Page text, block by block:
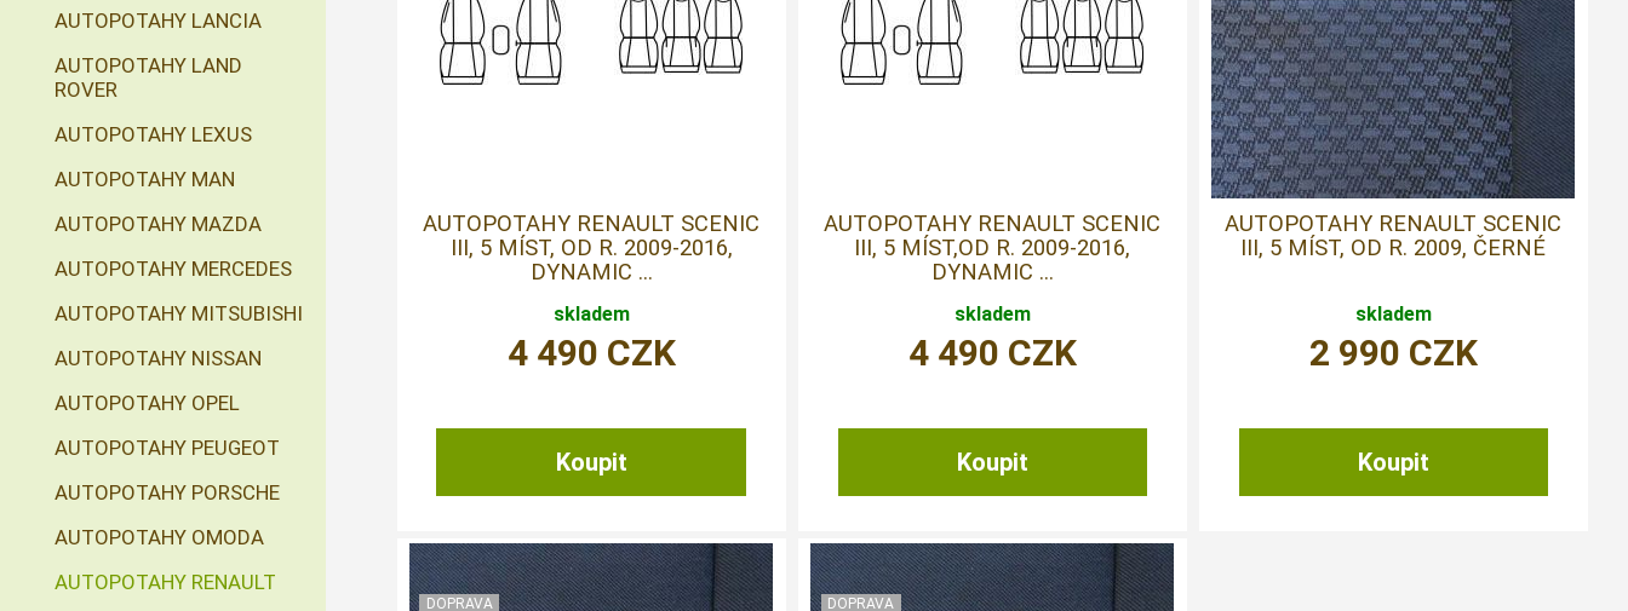
AUTOPOTAHY RENAULT SCENIC
III, 5 MÍST, OD R. 2009-2016,
DYNAMIC ...
skladem
4 490 CZK
AUTOPOTAHY RENAULT SCENIC
III, 5 MÍST,OD R. 2009-2016,
DYNAMIC ...
skladem
4 490 CZK
AUTOPOTAHY RENAULT SCENIC
III, 5 MÍST, OD R. 2009, ČERNÉ
skladem
2 990 CZK
AUTOPOTAHY LANCIA
AUTOPOTAHY LAND
ROVER
AUTOPOTAHY LEXUS
AUTOPOTAHY MAN
AUTOPOTAHY MAZDA
AUTOPOTAHY MERCEDES
AUTOPOTAHY MITSUBISHI
AUTOPOTAHY NISSAN
AUTOPOTAHY OPEL
AUTOPOTAHY PEUGEOT
AUTOPOTAHY PORSCHE
AUTOPOTAHY OMODA
AUTOPOTAHY RENAULT